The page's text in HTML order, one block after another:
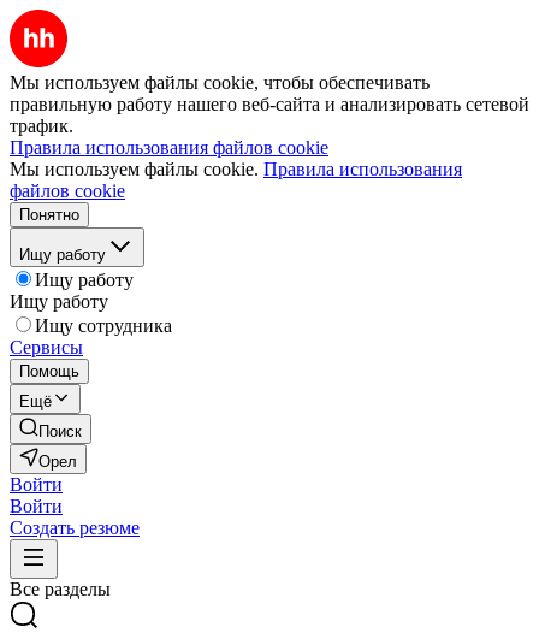
Мы используем файлы cookie, чтобы обеспечивать
правильную работу нашего веб-сайта и анализировать сетевой
трафик.
Правила использования файлов cookie
Мы используем файлы cookie. Правила использования
файлов cookie
Понятно
Ищу работу
Ищу работу
Ищу работу
Ищу сотрудника
Сервисы
Помощь
Ещё
Поиск
Орел
Войти
Войти
Создать резюме
Все разделы